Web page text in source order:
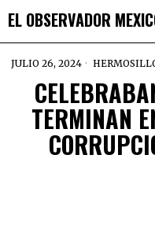
EL OBSERVADOR
JULIO 26, 2024
TERMINAN